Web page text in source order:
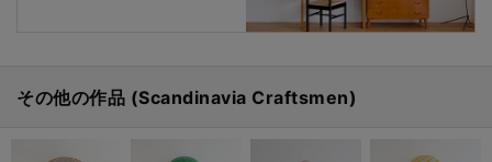
その他の作品 (Scandinavia Craftsmen)